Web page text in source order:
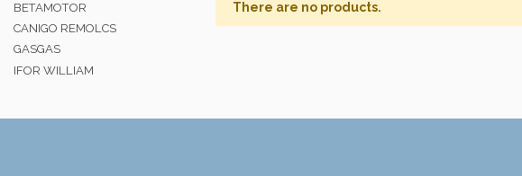
There are no products.
BETAMOTOR
CANIGO REMOLCS
GASGAS
IFOR WILLIAM